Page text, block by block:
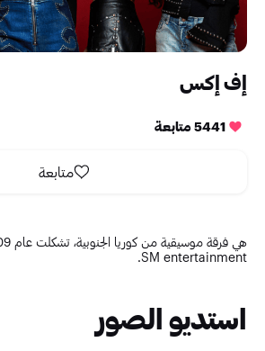
إف إكس
متابعة
SM entertainment.
استديو الصور